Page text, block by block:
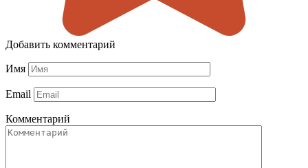
Добавить комментарий
Имя
Email
Комментарий